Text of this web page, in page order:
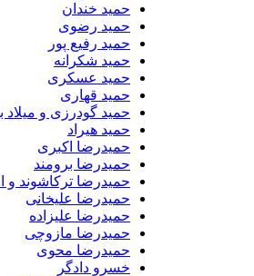
حمید خندان
حمید رضوی
حمید رفیع پور
حمید شکرانه
حمید عسکری
حمید قهاری
حمید گودرزی و میلاد بابایی
حمید هیراد
حمیدرضا اکبری
حمیدرضا برومند
حمیدرضا ترکاشوند و امیریل
حمیدرضا علیخانی
حمیدرضا علیزاده
حمیدرضا مازوچی
حمیدرضا محوی
خسرو دادگر